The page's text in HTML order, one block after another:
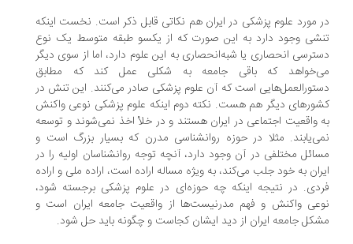
مورد علوم پزشکی در ایران هم نکاتی قابل ذکر است. نخست اینکه
وجود دارد به این صورت که از یکسو طبقه متوسط یک نوع
انحصاری یا شبه‌انحصاری به این علوم دارد، اما از سوی دیگر
که باقی جامعه به شکلی عمل کند که مطابق
است که آن علوم پزشکی صادر می‌کنند. این تنش در
دیگر هم هست. نکته دوم اینکه علوم پزشکی نوعی واکنش
واقعیت اجتماعی در ایران هستند و در خلأ اخذ نمی‌شوند و توسعه
مثلا در حوزه روانشناسی مدرن که بسیار بزرگ است و
مختلفی در آن وجود دارد، آنچه توجه روانشناسان اولیه را در
به خود جلب می‌کند، به ویژه مساله اراده است، اراده ملی و اراده
در نتیجه اینکه چه حوزه‌ای در علوم پزشکی برجسته شود،
واکنش و فهم مدرنیست‌ها از واقعیت جامعه ایران است و
جامعه ایران از دید ایشان کجاست و چگونه باید حل شود.